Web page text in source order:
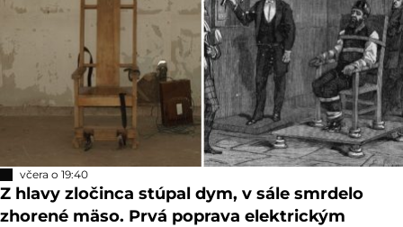
včera o 19:40
Z hlavy zločinca stúpal dym, v sále smrdelo
zhorené mäso. Prvá poprava elektrickým